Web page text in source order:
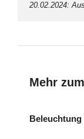
20.02.2024:
Mehr
Beleuchtung